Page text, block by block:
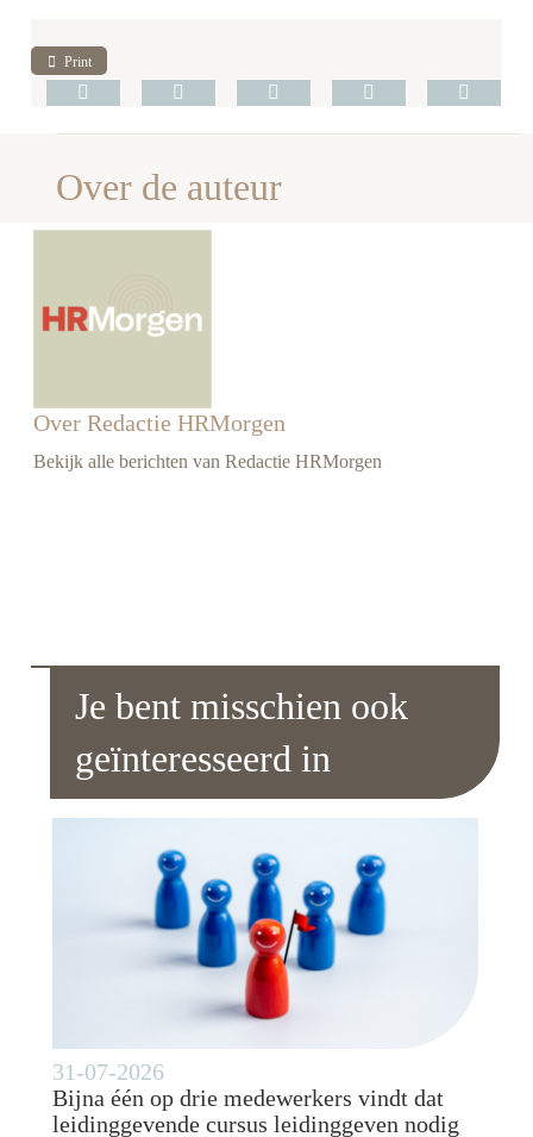
Print
Over de auteur
Over Redactie HRMorgen
Bekijk alle berichten van Redactie HRMorgen
Je bent misschien ook
geïnteresseerd in
31-07-2026
Bijna één op drie medewerkers vindt dat
leidinggevende cursus leidinggeven nodig